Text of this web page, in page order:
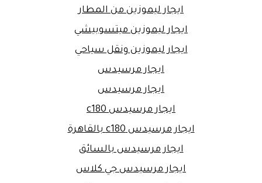
ايجار ليموزين من المطار
ايجار ليموزين ميتسوبيشي
ايجار ليموزين ونقل سياحي
ايجار مرسيدس
ايجار مرسيدس
ايجار مرسيدس c180
ايجار مرسيدس c180 بالقاهرة
ايجار مرسيدس بالسائق
ايجار مرسيدس جي كلاس